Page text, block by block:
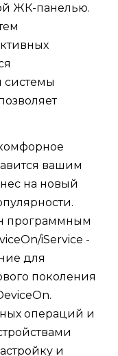
ЖК-панелью.
системы
вашим
на новый
программным
iService -
для
поколения
операций и
и